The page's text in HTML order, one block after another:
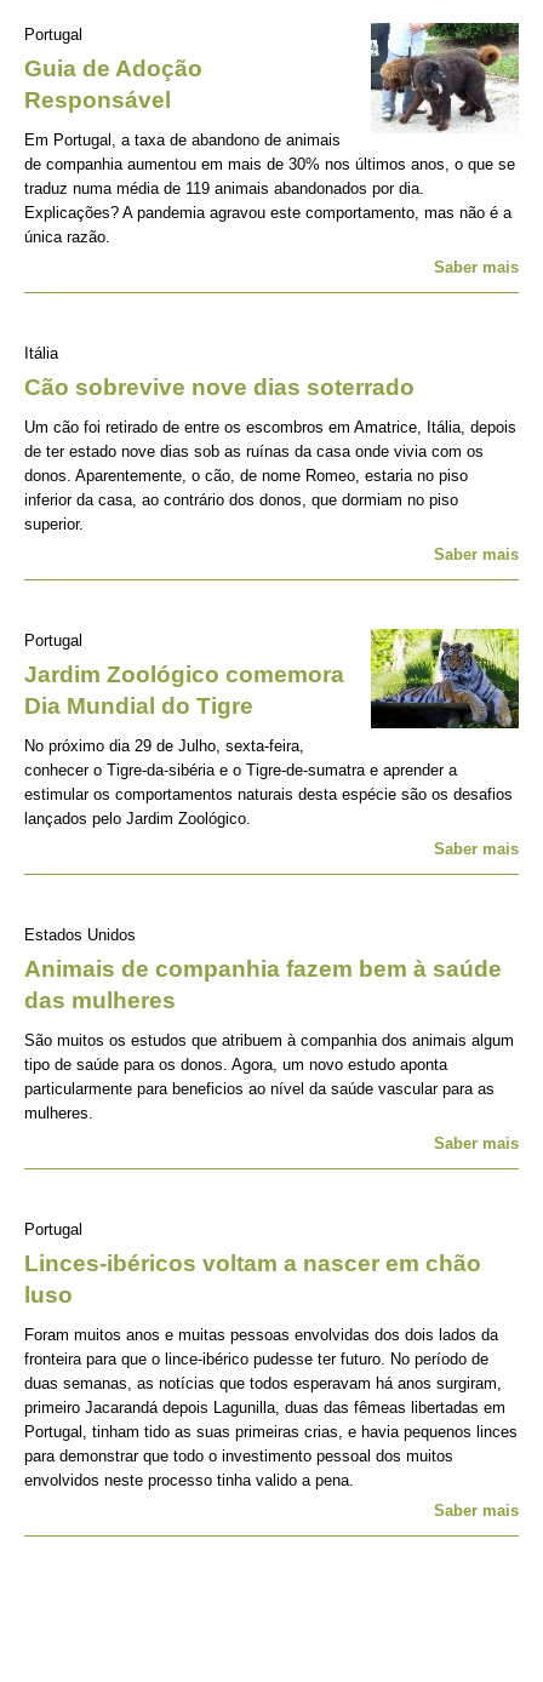
Portugal
Guia de Adoção
Responsável
Em Portugal, a taxa de abandono de animais
de companhia aumentou em mais de 30% nos últimos anos, o que se
traduz numa média de 119 animais abandonados por dia.
Explicações? A pandemia agravou este comportamento, mas não é a
única razão.
Saber mais
Itália
Cão sobrevive nove dias soterrado
Um cão foi retirado de entre os escombros em Amatrice, Itália, depois
de ter estado nove dias sob as ruínas da casa onde vivia com os
donos. Aparentemente, o cão, de nome Romeo, estaria no piso
inferior da casa, ao contrário dos donos, que dormiam no piso
superior.
Saber mais
Portugal
Jardim Zoológico comemora
Dia Mundial do Tigre
No próximo dia 29 de Julho, sexta-feira,
conhecer o Tigre-da-sibéria e o Tigre-de-sumatra e aprender a
estimular os comportamentos naturais desta espécie são os desafios
lançados pelo Jardim Zoológico.
Saber mais
Estados Unidos
Animais de companhia fazem bem à saúde
das mulheres
São muitos os estudos que atribuem à companhia dos animais algum
tipo de saúde para os donos. Agora, um novo estudo aponta
particularmente para beneficios ao nível da saúde vascular para as
mulheres.
Saber mais
Portugal
Linces-ibéricos voltam a nascer em chão
luso
Foram muitos anos e muitas pessoas envolvidas dos dois lados da
fronteira para que o lince-ibérico pudesse ter futuro. No período de
duas semanas, as notícias que todos esperavam há anos surgiram,
primeiro Jacarandá depois Lagunilla, duas das fêmeas libertadas em
Portugal, tinham tido as suas primeiras crias, e havia pequenos linces
para demonstrar que todo o investimento pessoal dos muitos
envolvidos neste processo tinha valido a pena.
Saber mais